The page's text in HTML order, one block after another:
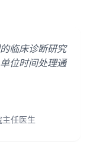
临床诊断研究
位时间处理通
任医生